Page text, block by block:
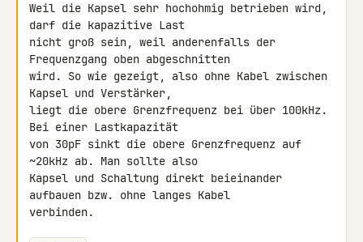
Weil die Kapsel sehr hochohmig betrieben wird,
darf die kapazitive Last
nicht groß sein, weil anderenfalls der
Frequenzgang oben abgeschnitten
wird. So wie gezeigt, also ohne Kabel zwischen
Kapsel und Verstärker,
liegt die obere Grenzfrequenz bei über 100kHz.
Bei einer Lastkapazität
von 30pF sinkt die obere Grenzfrequenz auf
~20kHz ab. Man sollte also
Kapsel und Schaltung direkt beieinander
aufbauen bzw. ohne langes Kabel
verbinden.